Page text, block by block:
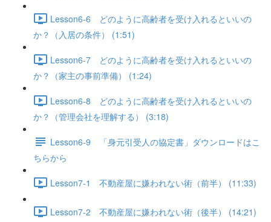
Lesson6-6 どのように高齢者を受け入れるといいの
か？（入居の条件） (1:51)
Lesson6-7 どのように高齢者を受け入れるといいの
か？（家主の事前準備） (1:24)
Lesson6-8 どのように高齢者を受け入れるといいの
か？（管理会社を理解する） (3:18)
Lesson6-9 「身元引受人の協定書」ダウンロードはこ
ちらから
Lesson7-1 不動産屋に嫌われない術（前半） (11:33)
Lesson7-2 不動産屋に嫌われない術（後半） (14:21)